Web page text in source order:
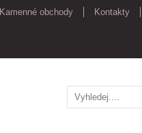
Kamenné obchody
Kontakty